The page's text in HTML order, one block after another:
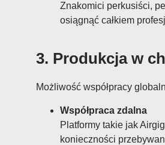
Znakomici perkusiści,
osiągnąć całkiem
3. Produkcja w
Możliwość współpracy
Współpraca zdalna
Platformy takie jak
konieczności